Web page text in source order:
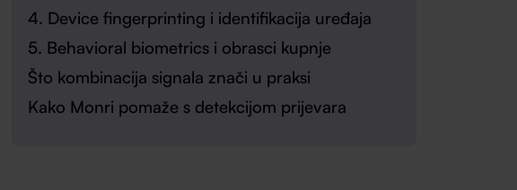
4. Device fingerprinting i identifikacija uređaja
5. Behavioral biometrics i obrasci kupnje
Što kombinacija signala znači u praksi
Kako Monri pomaže s detekcijom prijevara